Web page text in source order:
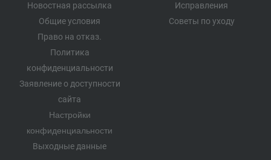
Новостная рассылка
Общие условия
Право на отказ.
Политика
конфиденциальности
Заявление о доступности
сайта
Настройки
конфиденциальности
Выходные данные
Исправления
Советы по уходу